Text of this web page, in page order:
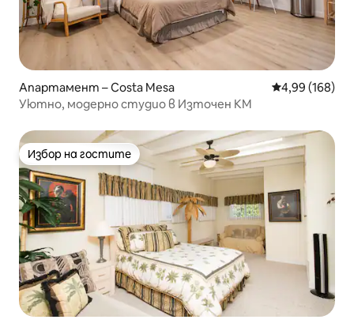
Апартамент – Costa Mesa Средна
4,99 (168)
Уютно, модерно студио в Източен КМ
Избор на гостите
Избор на гостите